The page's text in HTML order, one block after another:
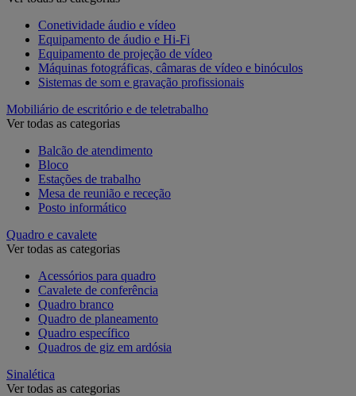
Conetividade áudio e vídeo
Equipamento de áudio e Hi-Fi
Equipamento de projeção de vídeo
Máquinas fotográficas, câmaras de vídeo e binóculos
Sistemas de som e gravação profissionais
Mobiliário de escritório e de teletrabalho
Ver todas as categorias
Balcão de atendimento
Bloco
Estações de trabalho
Mesa de reunião e receção
Posto informático
Quadro e cavalete
Ver todas as categorias
Acessórios para quadro
Cavalete de conferência
Quadro branco
Quadro de planeamento
Quadro específico
Quadros de giz em ardósia
Sinalética
Ver todas as categorias